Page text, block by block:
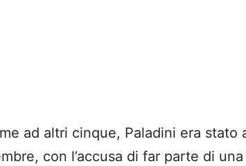
ad altri cinque, Paladini era stato
con l’accusa di far parte di